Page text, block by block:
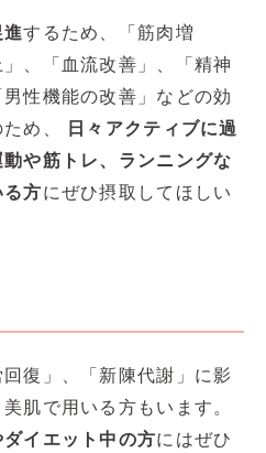
進するため、「筋肉増
、「血流改善」、「精神
性機能の改善」などの効
め、
日々アクティブに過
や筋トレ、ランニングな
方にぜひ摂取してほしい
復」、「新陳代謝」に影
肌で用いる方もいます。
イエット中の方にはぜひ